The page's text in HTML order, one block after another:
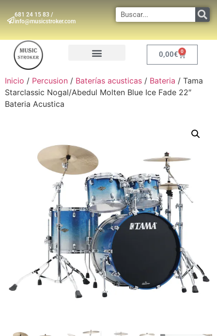
681 24 15 83 /
info@musicstroker.com
0,00€ 0
Inicio / Percusion / Baterías acusticas / Bateria / Tama
Starclassic Nogal/Abedul Molten Blue Ice Fade 22″
Bateria Acustica